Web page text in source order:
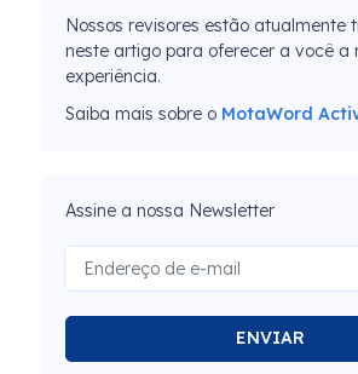
Nossos revisores estão atualmente
neste artigo para oferecer a você a
experiência.
Saiba mais sobre o MotaWord
Assine a nossa Newsletter
ENVIAR